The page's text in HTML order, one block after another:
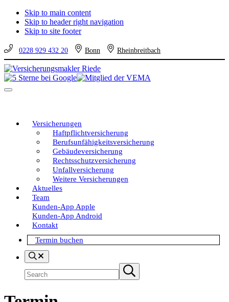
Skip to main content
Skip to header right navigation
Skip to site footer
0228 929 432 20 Bonn Rheinbreitbach
Versicherungsmakler
Riede
Versicherungen
vom
eine
Entscheidung!
Menu
Versicherungen
Haftpflichtversicherung
Berufsunfähigkeitsversicherung
Gebäudeversicherung
Rechtsschutzversicherung
Unfallversicherung
Weitere Versicherungen
Aktuelles
Team
Kunden-App Apple
Kunden-App Android
Kontakt
Termin buchen
Search
Submit
search